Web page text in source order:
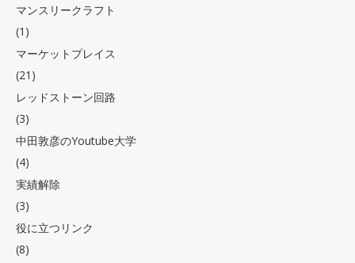
マンスリークラフト
(1)
マーケットプレイス
(21)
レッドストーン回路
(3)
中田敦彦のYoutube大学
(4)
実績解除
(3)
役に立つリンク
(8)